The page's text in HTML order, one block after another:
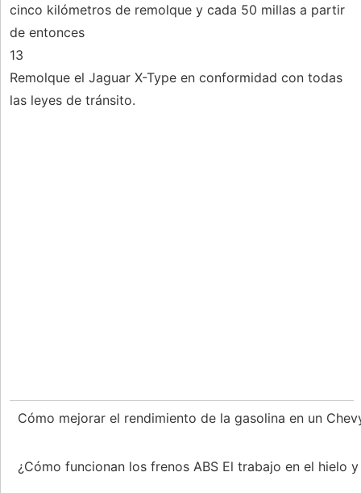
cinco kilómetros de remolque y cada 50 millas a partir
de entonces
13
Remolque el Jaguar X-Type en conformidad con todas
las leyes de tránsito.
Cómo mejorar el rendimiento de la gasolina en un
¿Cómo funcionan los frenos ABS El trabajo en el hielo